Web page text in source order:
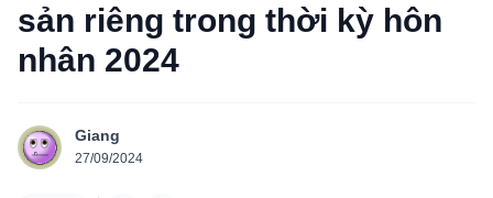
sản riêng trong thời kỳ hôn
nhân 2024
Giang
27/09/2024